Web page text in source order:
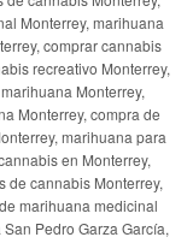
Monterrey, marihuana
comprar cannabis
recreativo Monterrey,
Monterrey,
Monterrey, compra de
marihuana para
en Monterrey,
de cannabis Monterrey,
marihuana medicinal
Pedro Garza García,